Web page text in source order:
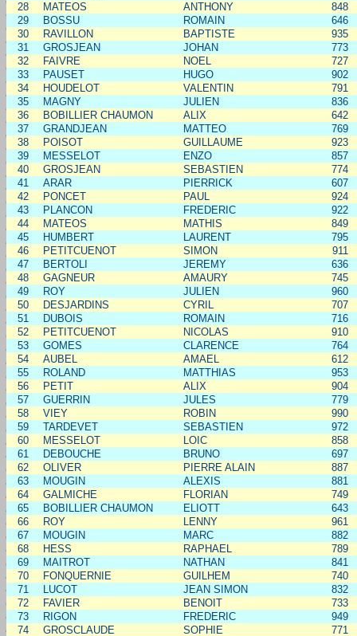
28
MATEOS ANTHONY
848
29
BOSSU ROMAIN
646
30
RAVILLON BAPTISTE
935
31
GROSJEAN JOHAN
773
32
FAIVRE NOEL
727
33
PAUSET HUGO
902
34
HOUDELOT VALENTIN
791
35
MAGNY JULIEN
836
36
BOBILLIER CHAUMON ALIX
642
37
GRANDJEAN MATTEO
769
38
POISOT GUILLAUME
923
39
MESSELOT ENZO
857
40
GROSJEAN SEBASTIEN
774
41
ARAR PIERRICK
607
42
PONCET PAUL
924
43
PLANCON FREDERIC
922
44
MATEOS MATHIS
849
45
HUMBERT LAURENT
795
46
PETITCUENOT SIMON
911
47
BERTOLI JEREMY
636
48
GAGNEUR AMAURY
745
49
ROY JULIEN
960
50
DESJARDINS CYRIL
707
51
DUBOIS ROMAIN
716
52
PETITCUENOT NICOLAS
910
53
GOMES CLARENCE
764
54
AUBEL AMAEL
612
55
ROLAND MATTHIAS
953
56
PETIT ALIX
904
57
GUERRIN JULES
779
58
VIEY ROBIN
990
59
TARDEVET SEBASTIEN
972
60
MESSELOT LOIC
858
61
DEBOUCHE BRUNO
697
62
OLIVER PIERRE ALAIN
887
63
MOUGIN ALEXIS
881
64
GALMICHE FLORIAN
749
65
BOBILLIER CHAUMON ELIOTT
643
66
ROY LENNY
961
67
MOUGIN MARC
882
68
HESS RAPHAEL
789
69
MAITROT NATHAN
841
70
FONQUERNIE GUILHEM
740
71
LUCOT JEAN SIMON
832
72
FAVIER BENOIT
733
73
RIGON FREDERIC
949
74
GROSCLAUDE SOPHIE
771